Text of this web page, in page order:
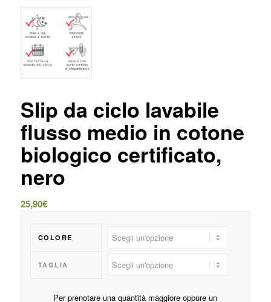
Slip da ciclo lavabile
flusso medio in cotone
biologico certificato,
nero
25,90€
COLORE
TAGLIA
Per prenotare una quantità maggiore oppure un